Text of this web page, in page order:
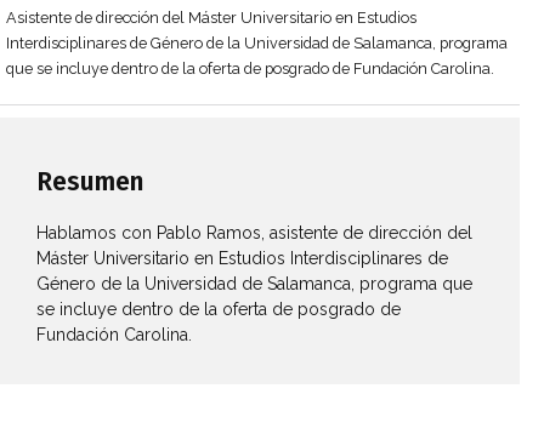
Asistente de dirección del Máster Universitario en Estudios
Interdisciplinares de Género de la Universidad de Salamanca, programa
que se incluye dentro de la oferta de posgrado de Fundación Carolina.
Resumen
Hablamos con Pablo Ramos, asistente de dirección del
Máster Universitario en Estudios Interdisciplinares de
Género de la Universidad de Salamanca, programa que
se incluye dentro de la oferta de posgrado de
Fundación Carolina.